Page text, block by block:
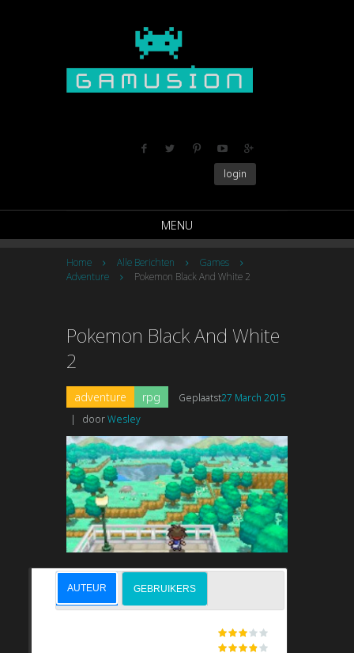
login
MENU
Home Alle Berichten
Games
Adventure
Pokemon Black And White 2
Pokemon Black And White
2
adventure rpg Geplaatst27 March 2015
|
doorWesley
AUTEUR GEBRUIKERS